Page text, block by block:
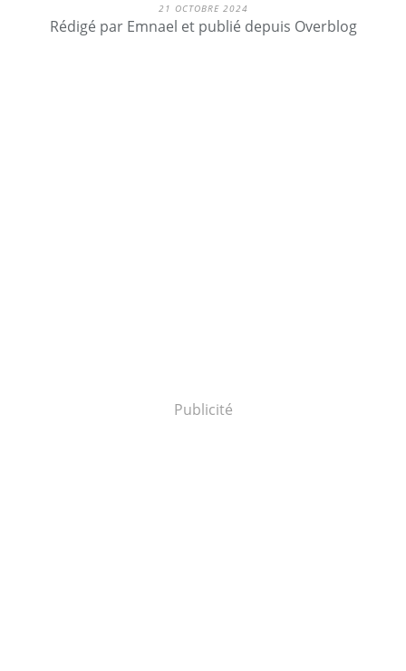
21 OCTOBRE 2024
Rédigé par Emnael et publié depuis Overblog
Publicité